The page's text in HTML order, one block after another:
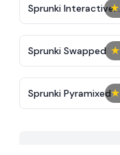
★
Sprunki Interactive
Tunner
★
Sprunki Swapped
★
Sprunki Pyramixed